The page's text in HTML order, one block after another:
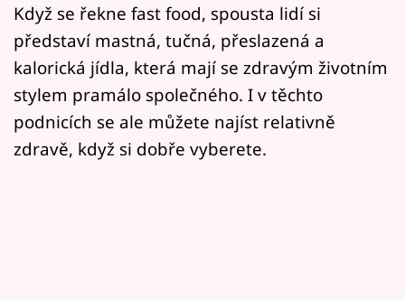
Mámy sobě
Přihlášení
Sledujte nás
Když se řekne fast food, spousta lidí si
představí mastná, tučná, přeslazená a
kalorická jídla, která mají se zdravým životním
stylem pramálo společného. I v těchto
podnicích se ale můžete najíst relativně
zdravě, když si dobře vyberete.